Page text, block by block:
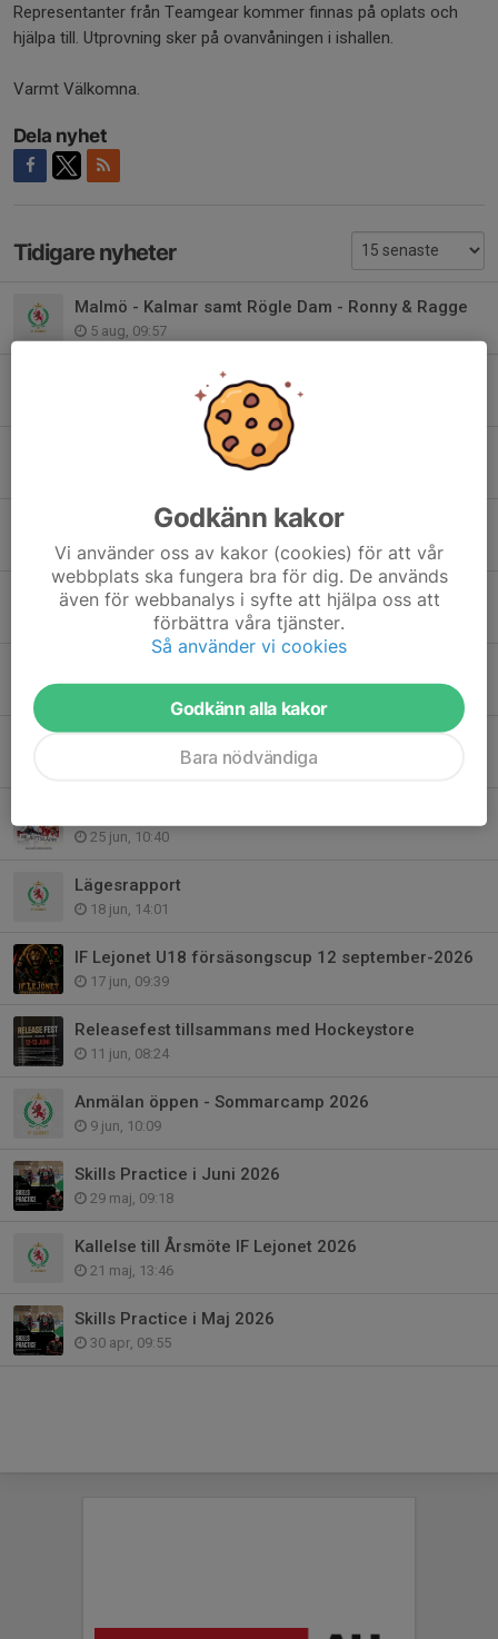
Representanter från Teamgear kommer finnas på oplats och
hjälpa till. Utprovning sker på ovanvåningen i ishallen.
Varmt Välkomna.
Dela nyhet
Tidigare nyheter
Malmö - Kalmar samt Rögle Dam - Ronny & Ragge
5 aug, 09:57
IF Lejonet dagen 12 augusti på Hockeystore!
Sommarcampen 2026
(Sen) rapport från årsmötet
14 jul, 12:05
Konsert - Citadell 10 & 11 Juli
8 jul, 22:43
25 jun, 10:40
Lägesrapport
18 jun, 14:01
IF Lejonet U18 försäsongscup 12 september-2026
17 jun, 09:39
Releasefest tillsammans med Hockeystore
11 jun, 08:24
Anmälan öppen - Sommarcamp 2026
9 jun, 10:09
Skills Practice i Juni 2026
29 maj, 09:18
Kallelse till Årsmöte IF Lejonet 2026
21 maj, 13:46
Skills Practice i Maj 2026
30 apr, 09:55
Godkänn kakor
Vi använder oss av kakor (cookies) för att vår
webbplats ska fungera bra för dig. De används
även för webbanalys i syfte att hjälpa oss att
förbättra våra tjänster.
Så använder vi cookies
Godkänn alla kakor
Bara nödvändiga